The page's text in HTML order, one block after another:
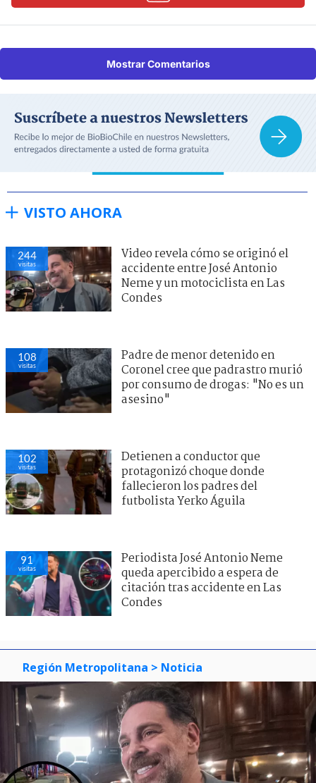
Mostrar Comentarios
VISTO AHORA
244
visitas
Video revela cómo se originó el
accidente entre José Antonio
Neme y un motociclista en Las
Condes
108
visitas
Padre de menor detenido en
Coronel cree que padrastro murió
por consumo de drogas: "No es un
asesino"
102
visitas
Detienen a conductor que
protagonizó choque donde
fallecieron los padres del
futbolista Yerko Águila
91
visitas
Periodista José Antonio Neme
queda apercibido a espera de
citación tras accidente en Las
Condes
Región Metropolitana > Noticia